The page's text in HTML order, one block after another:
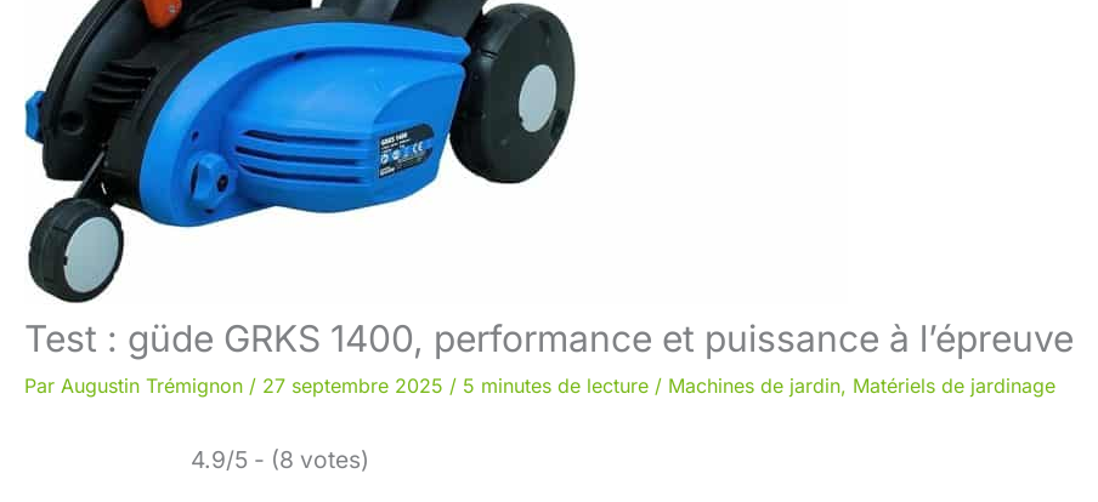
Test : güde GRKS 1400, performance et puissance à l’épreuve
Par Augustin Trémignon / 27 septembre 2025 / 5 minutes de lecture / Machines de jardin, Matériels de jardinage
4.9/5 - (8 votes)